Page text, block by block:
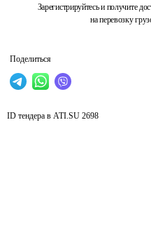
Зарегистрируйтесь и получите
на перевозку
Поделиться
ID тендера в ATI.SU 2698